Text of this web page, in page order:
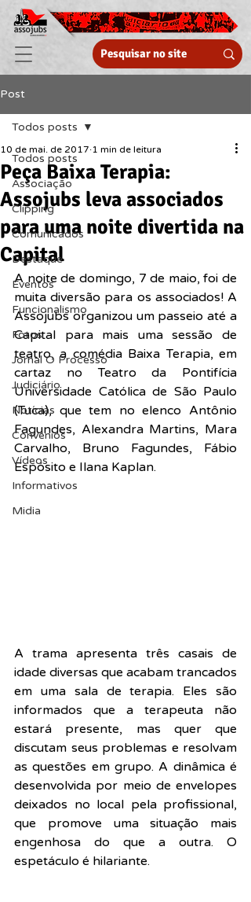
Post
Todos posts
Associação
Clipping
Comunicados
Destaque
Eventos
Funcionalismo
Fotos
Jornal O Processo
Judiciário
Notícias
Convênios
Vídeos
Informativos
Midia
Todos posts
Peça Baixa Terapia:
Assojubs leva associados
para uma noite divertida na
Capital
10 de mai. de 2017 1 min de leitura
A noite de domingo, 7 de maio, foi de
muita diversão para os associados! A
Assojubs organizou um passeio até a
Capital para mais uma sessão de
teatro, a comédia Baixa Terapia, em
cartaz no Teatro da Pontifícia
Universidade Católica de São Paulo
(Tuca), que tem no elenco Antônio
Fagundes, Alexandra Martins, Mara
Carvalho, Bruno Fagundes, Fábio
Espósito e Ilana Kaplan.
A trama apresenta três casais de
idade diversas que acabam trancados
em uma sala de terapia. Eles são
informados que a terapeuta não
estará presente, mas quer que
discutam seus problemas e resolvam
as questões em grupo. A dinâmica é
desenvolvida por meio de envelopes
deixados no local pela profissional,
que promove uma situação mais
engenhosa do que a outra. O
espetáculo é hilariante.